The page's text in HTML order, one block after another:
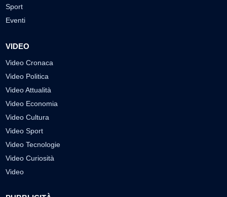
Sport
Eventi
VIDEO
Video Cronaca
Video Politica
Video Attualità
Video Economia
Video Cultura
Video Sport
Video Tecnologie
Video Curiosità
Video